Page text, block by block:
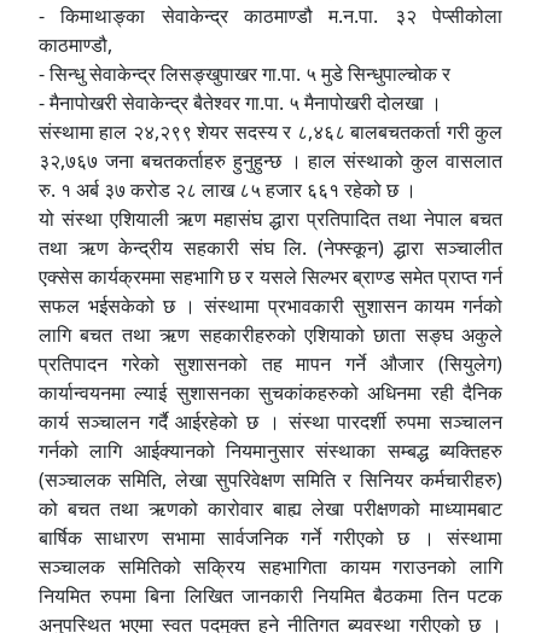
- किमाथाङ्का सेवाकेन्द्र काठमाण्डौ म.न.पा. ३२ पेप्सीकोला
काठमाण्डौ,
- सिन्धु सेवाकेन्द्र लिसङ्खुपाखर गा.पा. ५ मुडे सिन्धुपाल्चोक र
- मैनापोखरी सेवाकेन्द्र बैतेश्वर गा.पा. ५ मैनापोखरी दोलखा ।
संस्थामा हाल २४,२९९ शेयर सदस्य र ८,४६८ बालबचतकर्ता गरी कुल
३२,७६७ जना बचतकर्ताहरु हुनुहुन्छ । हाल संस्थाको कुल वासलात
रु. १ अर्ब ३७ करोड २८ लाख ८५ हजार ६६१ रहेको छ ।
यो संस्था एशियाली ऋण महासंघ द्धारा प्रतिपादित तथा नेपाल बचत
तथा ऋण केन्द्रीय सहकारी संघ लि. (नेफ्स्कून) द्धारा सञ्चालीत
एक्सेस कार्यक्रममा सहभागि छ र यसले सिल्भर ब्राण्ड समेत प्राप्त गर्न
सफल भईसकेको छ । संस्थामा प्रभावकारी सुशासन कायम गर्नको
लागि बचत तथा ऋण सहकारीहरुको एशियाको छाता सङ्घ अकुले
प्रतिपादन गरेको सुशासनको तह मापन गर्ने औजार (सियुलेग)
कार्यान्वयनमा ल्याई सुशासनका सुचकांकहरुको अधिनमा रही दैनिक
कार्य सञ्चालन गर्दै आईरहेको छ । संस्था पारदर्शी रुपमा सञ्चालन
गर्नको लागि आईक्यानको नियमानुसार संस्थाका सम्बद्ध ब्यक्तिहरु
(सञ्चालक समिति, लेखा सुपरिवेक्षण समिति र सिनियर कर्मचारीहरु)
को बचत तथा ऋणको कारोवार बाह्य लेखा परीक्षणको माध्यामबाट
बार्षिक साधारण सभामा सार्वजनिक गर्ने गरीएको छ । संस्थामा
सञ्चालक समितिको सक्रिय सहभागिता कायम गराउनको लागि
नियमित रुपमा बिना लिखित जानकारी नियमित बैठकमा तिन पटक
अनुपस्थित भएमा स्वत पदमुक्त हुने नीतिगत ब्यवस्था गरीएको छ ।